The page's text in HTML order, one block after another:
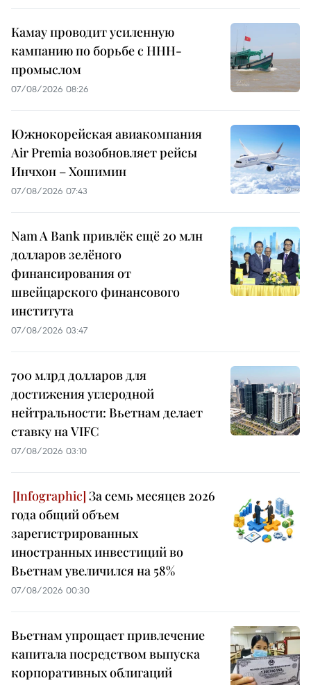
Камау проводит усиленную
кампанию по борьбе с ННН-
промыслом
07/08/2026 08:26
Южнокорейская авиакомпания
Air Premia возобновляет рейсы
Инчхон – Хошимин
07/08/2026 07:43
Nam A Bank привлёк ещё 20 млн
долларов зелёного
финансирования от
швейцарского финансового
института
07/08/2026 03:47
700 млрд долларов для
достижения углеродной
нейтральности: Вьетнам делает
ставку на VIFC
07/08/2026 03:10
За семь месяцев 2026
года общий объем
зарегистрированных
иностранных инвестиций во
Вьетнам увеличился на 58%
07/08/2026 00:30
Вьетнам упрощает привлечение
капитала посредством выпуска
корпоративных облигаций